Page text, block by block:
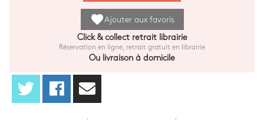
favoriteAjouter aux favoris
Click & collect retrait librairie
Réservation en ligne, retrait gratuit en librairie
Ou livraison à domicile